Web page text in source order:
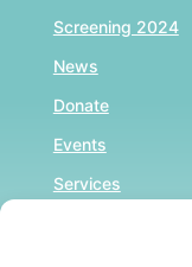
Screening 2024
News
Donate
Events
Services